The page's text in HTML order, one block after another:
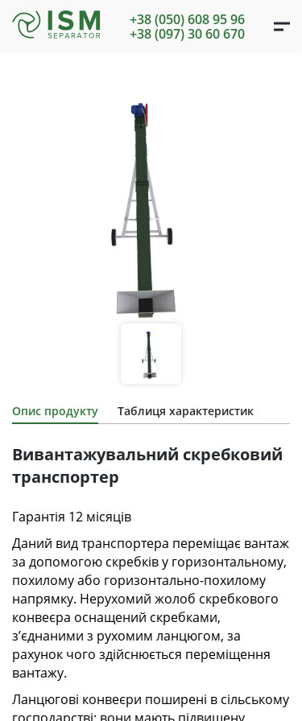
+38 (050) 608 95 96
+38 (097) 30 60 670
Опис продукту Таблиця характеристик
Вивантажувальний скребковий
транспортер
Гарантія 12 місяців
Даний вид транспортера переміщає вантаж
за допомогою скребків у горизонтальному,
похилому або горизонтально-похилому
напрямку. Нерухомий жолоб скребкового
конвеєра оснащений скребками,
з’єднаними з рухомим ланцюгом, за
рахунок чого здійснюється переміщення
вантажу.
Ланцюгові конвеєри поширені в сільському